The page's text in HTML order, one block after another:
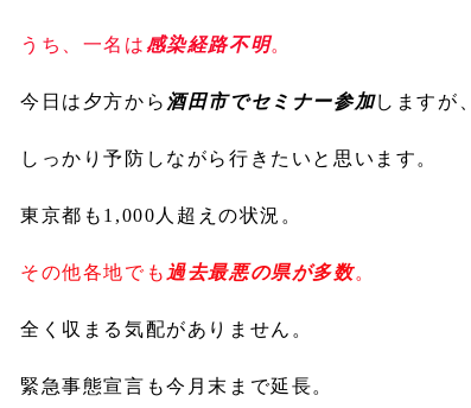
うち、一名は 感染経路不明。
今日は夕方から 酒田市でセミナー参加しますが、
しっかり予防しながら行きたいと思います。
東京都も1,000人超えの状況。
その他各地でも 過去最悪の県が多数。
全く収まる気配がありません。
緊急事態宣言も今月末まで延長。